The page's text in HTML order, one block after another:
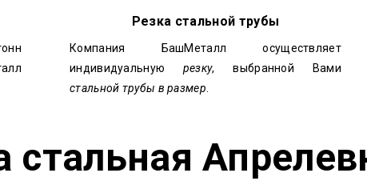
Резка стальной трубы
Компания БашМеталл осуществляет
индивидуальную резку, выбранной Вами
стальной трубы в размер
стальная